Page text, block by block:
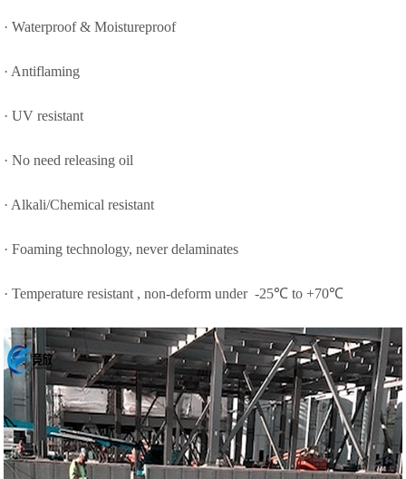
· Waterproof & Moistureproof
· Antiflaming
· UV resistant
· No need releasing oil
· Alkali/Chemical resistant
· Foaming technology, never delaminates
· Temperature resistant , non-deform under -25℃ to +70℃